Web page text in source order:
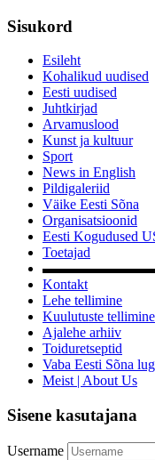
Sisukord
Esileht
Kohalikud uudised
Eesti uudised
Juhtkirjad
Arvamuslood
Kunst ja kultuur
Sport
News in English
Pildigaleriid
Väike Eesti Sõna
Organisatsioonid
Eesti Kogudused
Toetajad
Kontakt
Lehe tellimine
Kuulutuste tellimine
Ajalehe arhiiv
Toiduretseptid
Vaba Eesti Sõna
Meist | About Us
Sisene kasutajana
Username